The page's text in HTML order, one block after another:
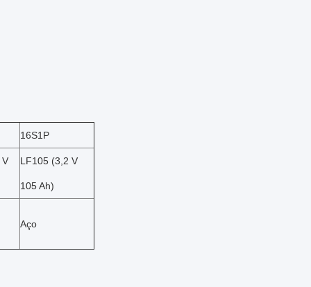
16S1P
V LF105 (3,2 V
105 Ah)
Aço